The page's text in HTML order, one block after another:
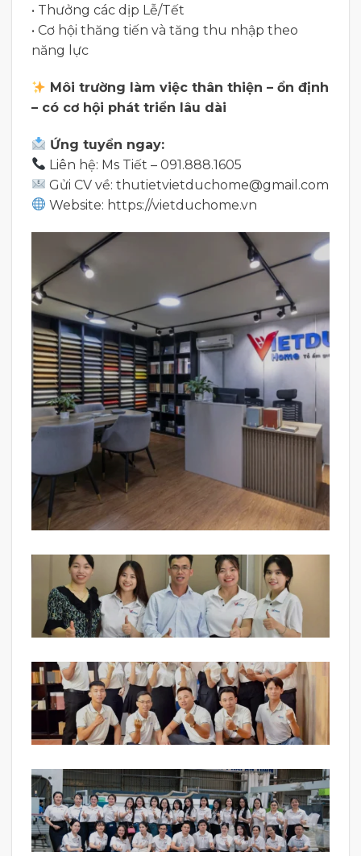
• Thưởng các dịp Lễ/Tết
• Cơ hội thăng tiến và tăng thu nhập theo
năng lực
Môi trường làm việc thân thiện – ổn định
– có cơ hội phát triển lâu dài
Ứng tuyển ngay:
Liên hệ: Ms Tiết – 091.888.1605
Gửi CV về: thutietvietduchome@gmail.com
Website: https://vietduchome.vn